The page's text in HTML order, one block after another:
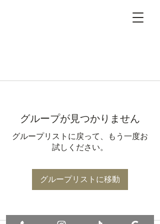
グループが見つかりません
グループリストに戻って、もう一度お
試しください。
グループリストに移動